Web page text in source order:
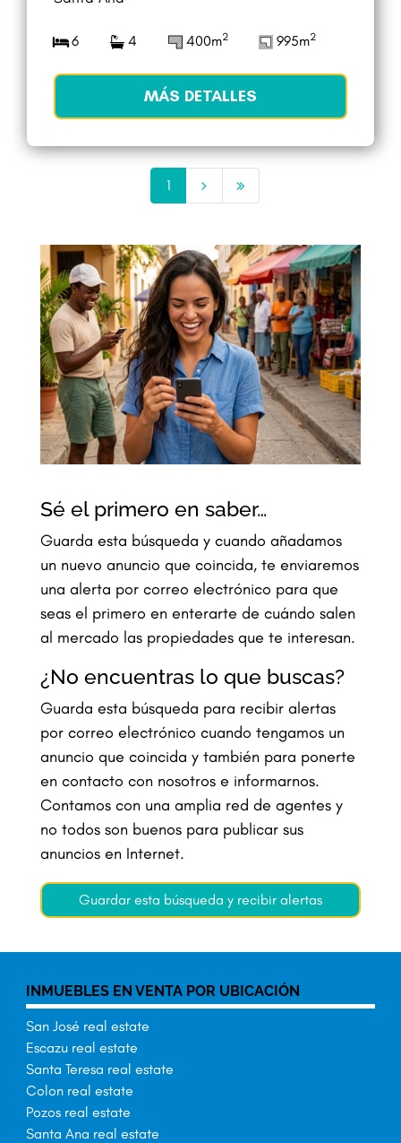
6 4 400m2 995m2
MÁS DETALLES
1
Sé el primero en saber…
Guarda esta búsqueda y cuando añadamos
un nuevo anuncio que coincida, te enviaremos
una alerta por correo electrónico para que
seas el primero en enterarte de cuándo salen
al mercado las propiedades que te interesan.
¿No encuentras lo que buscas?
Guarda esta búsqueda para recibir alertas
por correo electrónico cuando tengamos un
anuncio que coincida y también para ponerte
en contacto con nosotros e informarnos.
Contamos con una amplia red de agentes y
no todos son buenos para publicar sus
anuncios en Internet.
Guardar esta búsqueda y recibir alertas
INMUEBLES EN VENTA POR UBICACIÓN
San José real estate
Escazu real estate
Santa Teresa real estate
Colon real estate
Pozos real estate
Santa Ana real estate